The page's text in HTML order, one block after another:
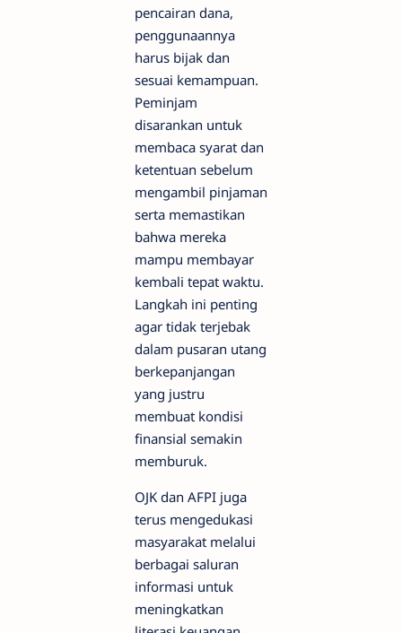
pencairan dana,
penggunaannya
harus bijak dan
sesuai kemampuan.
Peminjam
disarankan untuk
membaca syarat dan
ketentuan sebelum
mengambil pinjaman
serta memastikan
bahwa mereka
mampu membayar
kembali tepat waktu.
Langkah ini penting
agar tidak terjebak
dalam pusaran utang
berkepanjangan
yang justru
membuat kondisi
finansial semakin
memburuk.
OJK dan AFPI juga
terus mengedukasi
masyarakat melalui
berbagai saluran
informasi untuk
meningkatkan